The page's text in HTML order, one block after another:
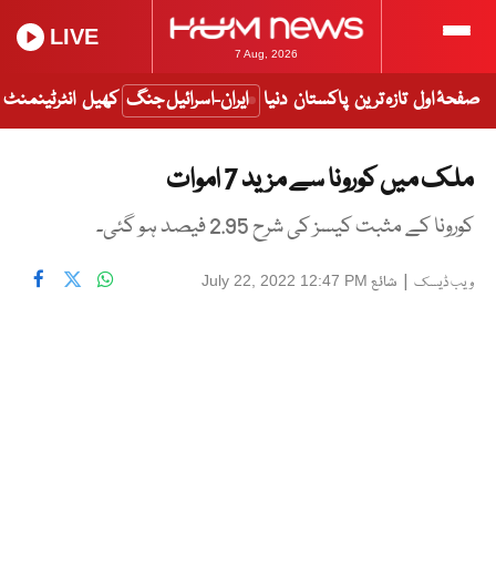
7 Aug, 2026
LIVE
صفحۂ اول تازہ ترین پاکستان دنیا ایران-اسرائیل جنگ کھیل انٹرٹینمنٹ
ملک میں کورونا سے مزید 7 اموات
کورونا کے مثبت کیسز کی شرح 2.95 فیصد ہو گئی۔
ویب ڈیسک | شائع July 22, 2022 12:47 PM